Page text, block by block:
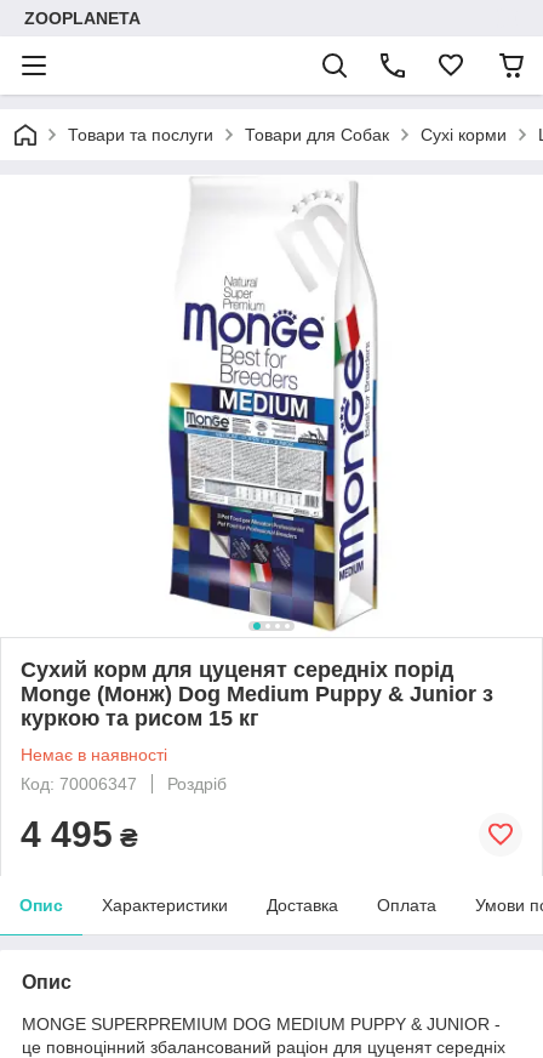
ZOOPLANETA
Товари та послуги Товари для Собак Сухі корми
Сухий корм для цуценят середніх порід
Monge (Монж) Dog Medium Puppy & Junior з
куркою та рисом 15 кг
Немає в наявності
Код: 70006347
Роздріб
4 495 ₴
Опис Характеристики Доставка Оплата Умови
Опис
MONGE SUPERPREMIUM DOG MEDIUM PUPPY & JUNIOR -
це повноцінний збалансований раціон для цуценят середніх